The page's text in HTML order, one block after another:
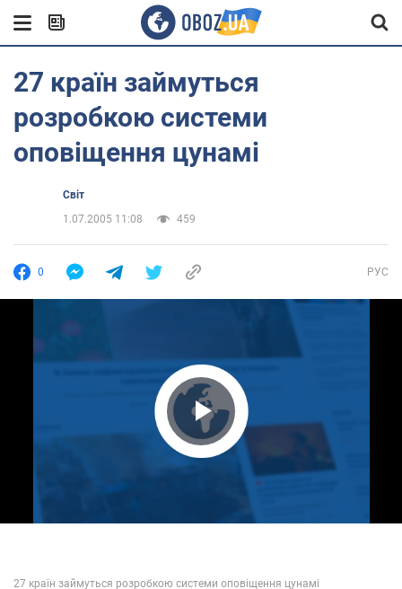
27 країн займуться
розробкою системи
оповіщення цунамі
Світ
1.07.2005 11:08
459
0 РУС
Play Video